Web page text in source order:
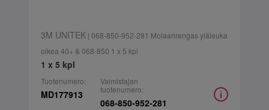
3M UNITEK| 068-850-952-281 Molaarirengas yläleuka
oikea 40+ & 068-850 1 x 5 kpl
1 x 5 kpl
Tuotenumero:
MD177913
Valmistajan
tuotenumero:
068-850-952-281